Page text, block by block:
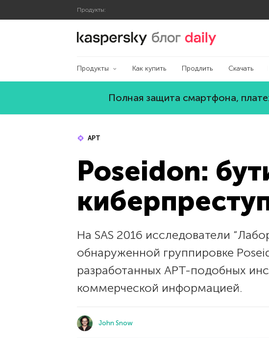
Продукты:
Блог Касперского
Продукты Как купить Продлить Скачать
Полная защита смартфона,
APT
Poseidon:
На SAS 2016 исследователи
обнаруженной группировке
разработанных APT-подобных
коммерческой информацией.
John Snow